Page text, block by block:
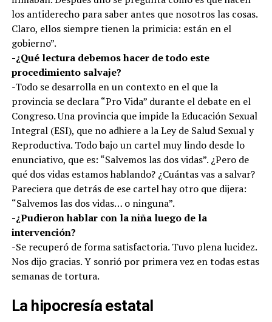
los antiderecho para saber antes que nosotros las cosas.
Claro, ellos siempre tienen la primicia: están en el
gobierno”.
-¿Qué lectura debemos hacer de todo este
procedimiento salvaje?
-Todo se desarrolla en un contexto en el que la
provincia se declara “Pro Vida” durante el debate en el
Congreso. Una provincia que impide la Educación Sexual
Integral (ESI), que no adhiere a la Ley de Salud Sexual y
Reproductiva. Todo bajo un cartel muy lindo desde lo
enunciativo, que es: “Salvemos las dos vidas”. ¿Pero de
qué dos vidas estamos hablando? ¿Cuántas vas a salvar?
Pareciera que detrás de ese cartel hay otro que dijera:
“Salvemos las dos vidas… o ninguna”.
-¿Pudieron hablar con la niña luego de la
intervención?
-Se recuperó de forma satisfactoria. Tuvo plena lucidez.
Nos dijo gracias. Y sonrió por primera vez en todas estas
semanas de tortura.
La hipocresía estatal